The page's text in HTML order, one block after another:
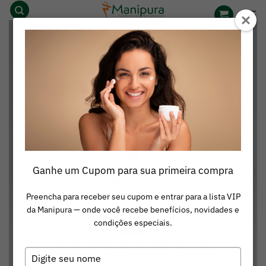
Skip
Ganhe um Cupom para sua primeira compra
Preencha para receber seu cupom e entrar para a lista VIP
da Manipura — onde você recebe benefícios, novidades e
condições especiais.
Digite